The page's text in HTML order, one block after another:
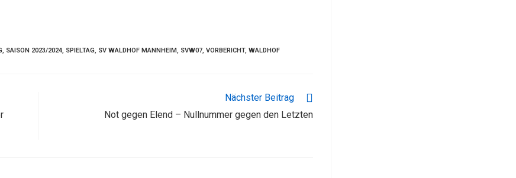
, SAISON 2023/2024, SPIELTAG, SV WALDHOF MANNHEIM, SVW07, VORBERICHT, WALDHOF
Nächster Beitrag
Not gegen Elend – Nullnummer gegen den Letzten